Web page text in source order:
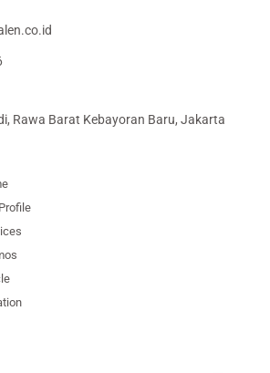
Rawa Barat Kebayoran Baru, Jakarta